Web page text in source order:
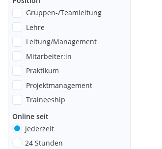
Gruppen-/Teamleitung
Lehre
Leitung/Management
Mitarbeiter:in
Praktikum
Projektmanagement
Traineeship
Online seit
Jederzeit
24 Stunden